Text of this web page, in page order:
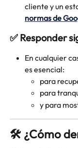
cliente y un
normas de
✅ Responder
En cualquier
es esencial:
para
para
y para
🛠 ¿Cómo